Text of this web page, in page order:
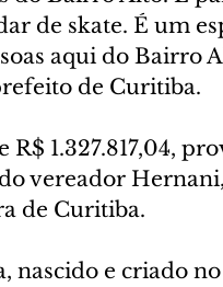
de skate. É um
aqui do Bairro
de Curitiba.
1.327.817,04,
vereador
de Curitiba.
nascido e criado